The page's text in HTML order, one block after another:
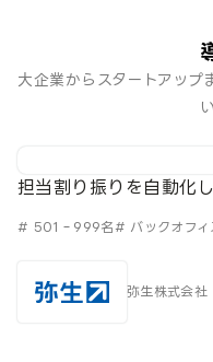
大企業からスタートアップ
担当割り振りを自動化
# 501‐999名# バックオフ
弥生株式会社